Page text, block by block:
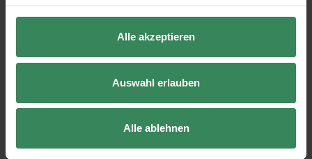
Alle akzeptieren
Auswahl erlauben
Alle ablehnen
Youtubebranding ist